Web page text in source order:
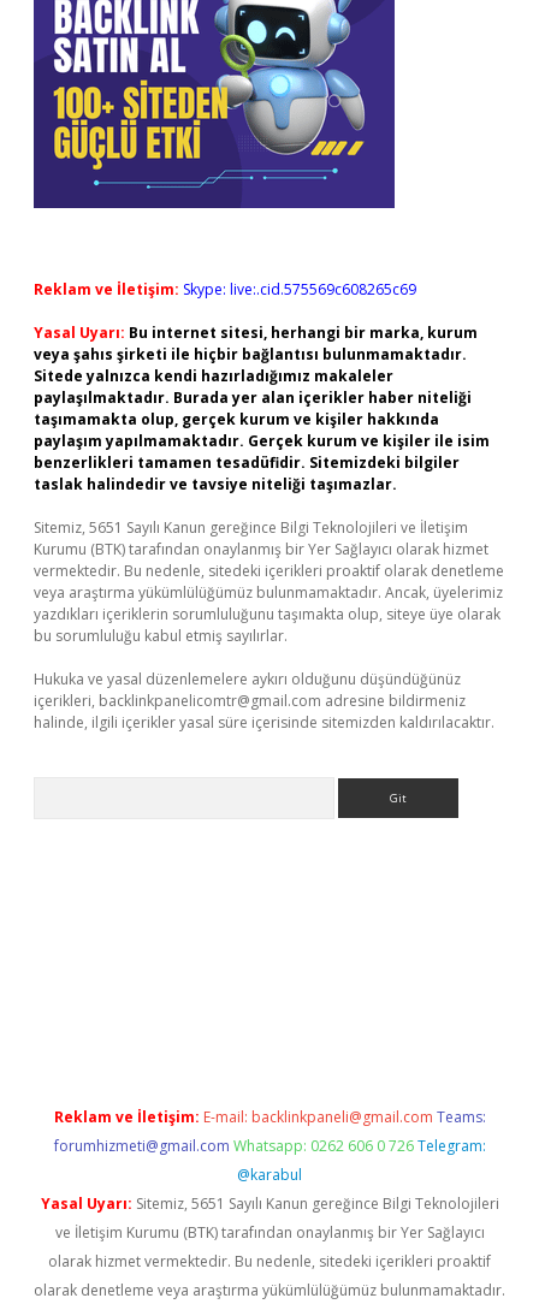
Reklam ve İletişim: Skype: live:.cid.575569c608265c69
Yasal Uyarı: Bu internet sitesi, herhangi bir marka, kurum
veya şahıs şirketi ile hiçbir bağlantısı bulunmamaktadır.
Sitede yalnızca kendi hazırladığımız makaleler
paylaşılmaktadır. Burada yer alan içerikler haber niteliği
taşımamakta olup, gerçek kurum ve kişiler hakkında
paylaşım yapılmamaktadır. Gerçek kurum ve kişiler ile isim
benzerlikleri tamamen tesadüfidir. Sitemizdeki bilgiler
taslak halindedir ve tavsiye niteliği taşımazlar.
Sitemiz, 5651 Sayılı Kanun gereğince Bilgi Teknolojileri ve İletişim
Kurumu (BTK) tarafından onaylanmış bir Yer Sağlayıcı olarak hizmet
vermektedir. Bu nedenle, sitedeki içerikleri proaktif olarak denetleme
veya araştırma yükümlülüğümüz bulunmamaktadır. Ancak, üyelerimiz
yazdıkları içeriklerin sorumluluğunu taşımakta olup, siteye üye olarak
bu sorumluluğu kabul etmiş sayılırlar.
Hukuka ve yasal düzenlemelere aykırı olduğunu düşündüğünüz
içerikleri, backlinkpanelicomtr@gmail.com adresine bildirmeniz
halinde, ilgili içerikler yasal süre içerisinde sitemizden kaldırılacaktır.
Reklam ve İletişim: E-mail: backlinkpaneli@gmail.com Teams:
forumhizmeti@gmail.com Whatsapp: 0262 606 0 726 Telegram:
@karabul
Yasal Uyarı: Sitemiz, 5651 Sayılı Kanun gereğince Bilgi Teknolojileri
ve İletişim Kurumu (BTK) tarafından onaylanmış bir Yer Sağlayıcı
olarak hizmet vermektedir. Bu nedenle, sitedeki içerikleri proaktif
olarak denetleme veya araştırma yükümlülüğümüz bulunmamaktadır.